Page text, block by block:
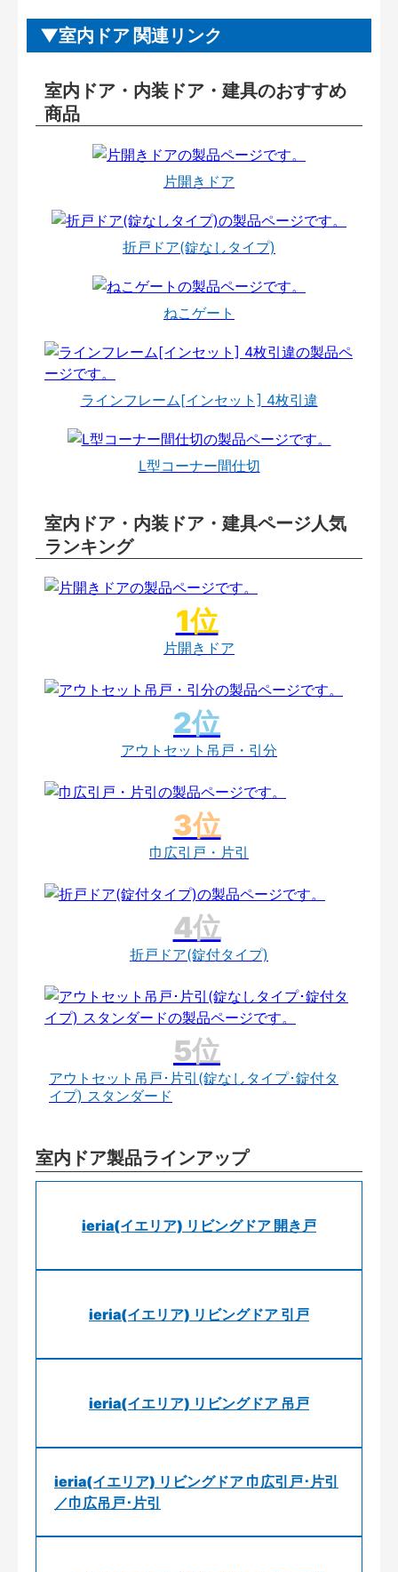
室内ドア 関連リンク
室内ドア・内装ドア・建具のおすすめ
商品
片開きドア
折戸ドア(錠なしタイプ)
ねこゲート
ラインフレーム[インセット] 4枚引違
L型コーナー間仕切
室内ドア・内装ドア・建具ページ人気
ランキング
片開きドア
アウトセット吊戸・引分
巾広引戸・片引
折戸ドア(錠付タイプ)
アウトセット吊戸･片引(錠なしタイプ･錠付タ
イプ) スタンダード
室内ドア製品ラインアップ
ieria(イエリア) リビングドア 開き戸
ieria(イエリア) リビングドア 引戸
ieria(イエリア) リビングドア 吊戸
ieria(イエリア) リビングドア 巾広引戸･片引
／巾広吊戸･片引